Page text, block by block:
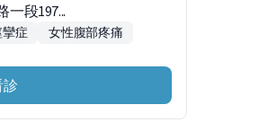
一段197...
症
女性腹部疼痛